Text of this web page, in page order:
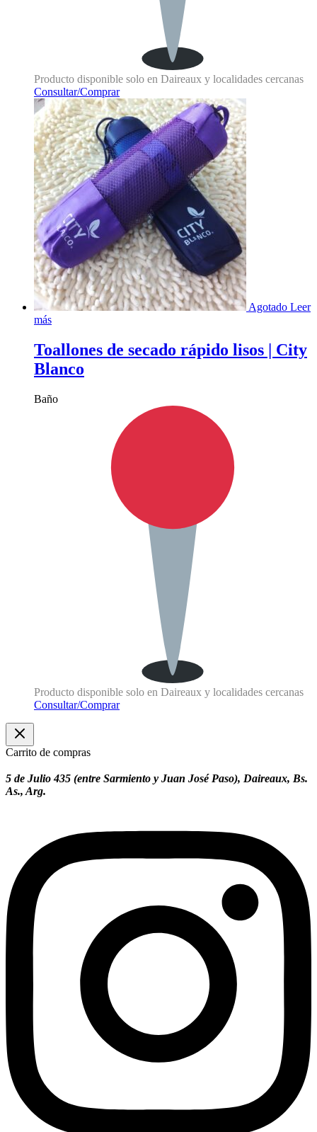
Producto disponible solo en Daireaux y localidades cercanas
Consultar/Comprar
Agotado Leer
más
Toallones de secado rápido lisos | City
Blanco
Baño
Producto disponible solo en Daireaux y localidades cercanas
Consultar/Comprar
Carrito de compras
5 de Julio 435 (entre Sarmiento y Juan José Paso), Daireaux, Bs.
As., Arg.